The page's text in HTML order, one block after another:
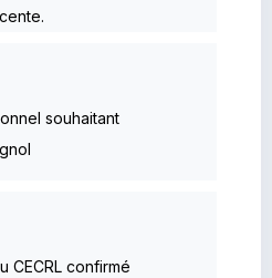
souhaitant
CECRL confirmé